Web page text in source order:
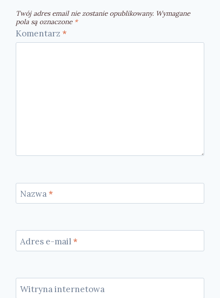
Twój adres email nie zostanie opublikowany. Wymagane
pola są oznaczone *
Komentarz *
Nazwa*
Adres e-mail*
Witryna internetowa